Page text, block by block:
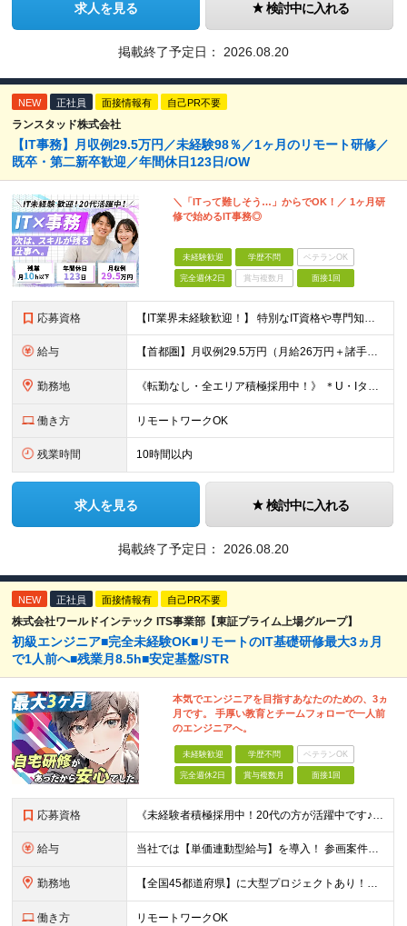
求人を見る 検討中に入れる
掲載終了予定日： 2026.08.20
NEW 正社員 面接情報有 自己PR不要
ランスタッド株式会社
【IT事務】月収例29.5万円／未経験98％／1ヶ月のリモート研修／
既卒・第二新卒歓迎／年間休日123日/OW
＼「ITって難しそう…」からでOK！／ 1ヶ月研
修で始めるIT事務◎
未経験歓迎 学歴不問 ベテランOK
完全週休2日 賞与複数月 面接1回
応募資格 【IT業界未経験歓迎！】 特別なIT資格や専門知識は必要ありません。 ・学歴不問（文系・理系不問） ・第二新卒、既卒の方も歓迎 ・20代を中心に幅広い年代が活躍中 ・基本的なPC操作ができる方 ・タ
給与 【首都圏】月収例29.5万円（月給26万円＋諸手当） 【東海・関西】月収例28.5万円（月給25万円＋諸手当） 【九州】月収例26万円（月給23万円＋諸手当） ※経験・スキル・前職給与を踏まえ、総合
勤務地 《転勤なし・全エリア積極採用中！》 ＊U・Iターンも歓迎 ＊研修はオンライン実施 ★勤務エリアは下記よりお選びいただけます★ 【首都圏】東京・神奈川・千葉・埼玉 【東海】愛知 【関西】大阪、京都、兵庫
働き方 リモートワークOK
残業時間 10時間以内
求人を見る 検討中に入れる
掲載終了予定日： 2026.08.20
NEW 正社員 面接情報有 自己PR不要
株式会社ワールドインテック ITS事業部【東証プライム上場グループ】
初級エンジニア■完全未経験OK■リモートのIT基礎研修最大3ヵ月
で1人前へ■残業月8.5h■安定基盤/STR
本気でエンジニアを目指すあなたのための、3ヵ
月です。 手厚い教育とチームフォローで一人前
のエンジニアへ。
未経験歓迎 学歴不問 ベテランOK
完全週休2日 賞与複数月 面接1回
応募資格 《未経験者積極採用中！20代の方が活躍中です♪》 ◎約4割が実務未経験入社！ ■学歴・職歴は一切問いません！ ■第二新卒の方もお気軽にご相談ください♪ ■入社してから数年は、転勤の可能性があります
給与 当社では【単価連動型給与】を導入！ 参画案件の契約単価に連動して給与が決定。 還元率は単価の【70％～80％】と東証プライム上場グループとして高水準です！（社会保険料・教育コスト含む） ■関東：月給
勤務地 【全国45都道府県】に大型プロジェクトあり！※ 四国・沖縄を除く 主要勤務地： 北海道/宮城県/栃木県/埼玉県/千葉県/東京都/神奈川県/愛知県/大阪府/京都府/兵庫県/広島県/福岡県/熊本県 ※勤
働き方 リモートワークOK